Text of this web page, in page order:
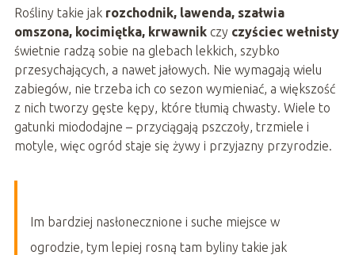
Rośliny takie jak rozchodnik, lawenda, szałwia
omszona, kocimiętka, krwawnikczy czyściec wełnisty
świetnie radzą sobie na glebach lekkich, szybko
przesychających, a nawet jałowych. Nie wymagają wielu
zabiegów, nie trzeba ich co sezon wymieniać, a większość
z nich tworzy gęste kępy, które tłumią chwasty. Wiele to
gatunki miododajne – przyciągają pszczoły, trzmiele i
motyle, więc ogród staje się żywy i przyjazny przyrodzie.
Im bardziej nasłonecznione i suche miejsce w
ogrodzie, tym lepiej rosną tam byliny takie jak